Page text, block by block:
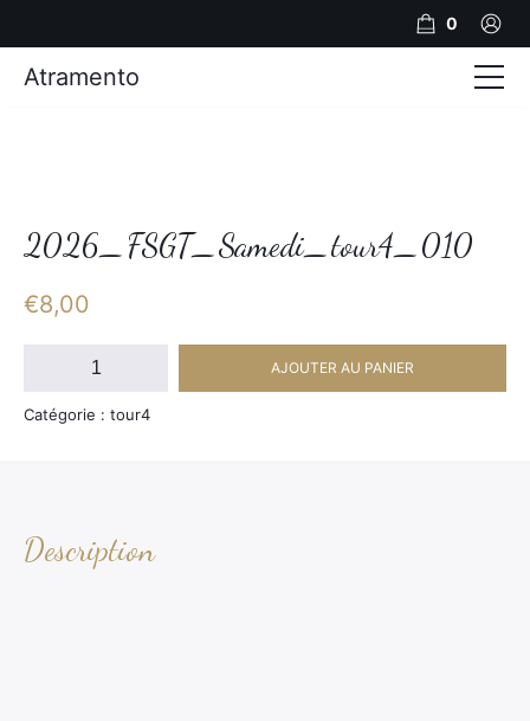
2026_FSGT_Samedi_tour4_010
€8,00
quantité
2026_FSGT_Samedi_tour4_010
AJOUTER AU PANIER
Catégorie : tour4
Description
0
Atramento
Photos